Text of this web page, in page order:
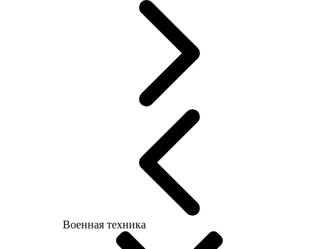
Военная техника